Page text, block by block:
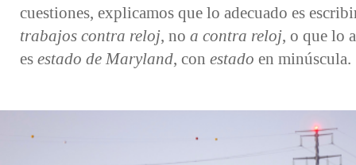
cuestiones, explicamos que lo adecuado es
trabajos contra reloj, no a contra reloj, o que lo
es estado de Maryland, con estado en minúscula.